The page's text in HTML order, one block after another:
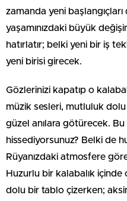
zamanda yeni
yaşamınızdaki büyük
hatırlatır; belki yeni bir iş
yeni birisi girecek.
Gözlerinizi kapatıp o
müzik sesleri, mutluluk
güzel anılara götürecek. Bu
hissediyorsunuz? Belki de
Rüyanızdaki atmosfere
Huzurlu bir kalabalık
dolu bir tablo çizerken;